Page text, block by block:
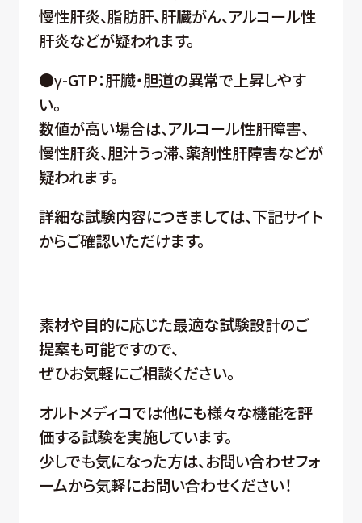
慢性肝炎、脂肪肝、肝臓がん、アルコール性
肝炎などが疑われます。
●γ-GTP：肝臓・胆道の異常で上昇しやす
い。
数値が高い場合は、アルコール性肝障害、
慢性肝炎、胆汁うっ滞、薬剤性肝障害などが
疑われます。
詳細な試験内容につきましては、下記サイト
からご確認いただけます。
素材や目的に応じた最適な試験設計のご
提案も可能ですので、
ぜひお気軽にご相談ください。
オルトメディコでは他にも様々な機能を評
価する試験を実施しています。
少しでも気になった方は、お問い合わせフォ
ームから気軽にお問い合わせください！